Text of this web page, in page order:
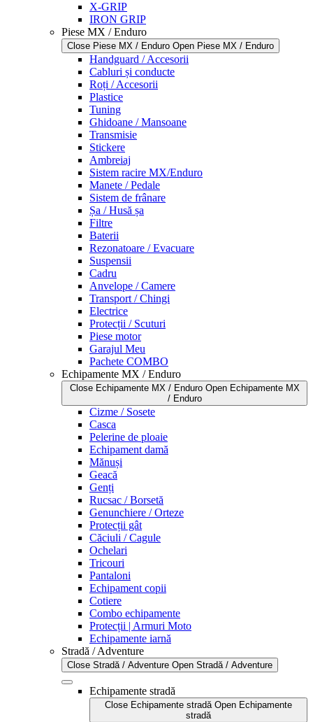
X-GRIP
IRON GRIP
Piese MX / Enduro
Close Piese MX / Enduro Open Piese MX / Enduro
Handguard / Accesorii
Cabluri și conducte
Roți / Accesorii
Plastice
Tuning
Ghidoane / Mansoane
Transmisie
Stickere
Ambreiaj
Sistem racire MX/Enduro
Manete / Pedale
Sistem de frânare
Șa / Husă șa
Filtre
Baterii
Rezonatoare / Evacuare
Suspensii
Cadru
Anvelope / Camere
Transport / Chingi
Electrice
Protecții / Scuturi
Piese motor
Garajul Meu
Pachete COMBO
Echipamente MX / Enduro
Close Echipamente MX / Enduro Open Echipamente MX
/ Enduro
Cizme / Sosete
Casca
Pelerine de ploaie
Echipament damă
Mănuși
Geacă
Genți
Rucsac / Borsetă
Genunchiere / Orteze
Protecții gât
Căciuli / Cagule
Ochelari
Tricouri
Pantaloni
Echipament copii
Cotiere
Combo echipamente
Protecții | Armuri Moto
Echipamente iarnă
Stradă / Adventure
Close Stradă / Adventure Open Stradă / Adventure
Echipamente stradă
Close Echipamente stradă Open Echipamente
stradă